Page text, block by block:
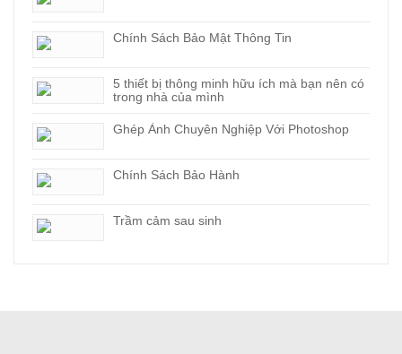
Chính Sách Bảo Mật Thông Tin
5 thiết bị thông minh hữu ích mà bạn nên có
trong nhà của mình
Ghép Ảnh Chuyên Nghiệp Với Photoshop
Chính Sách Bảo Hành
Trầm cảm sau sinh